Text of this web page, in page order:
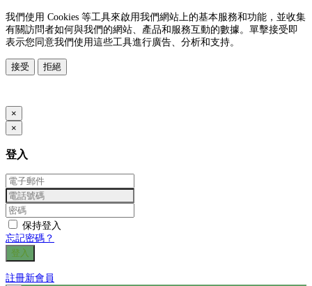
我們使用 Cookies 等工具來啟用我們網站上的基本服務和功能，並收集
有關訪問者如何與我們的網站、產品和服務互動的數據。單擊接受即
表示您同意我們使用這些工具進行廣告、分析和支持。
接受 拒絕
×
×
登入
保持登入
忘記密碼？
登入
註冊新會員